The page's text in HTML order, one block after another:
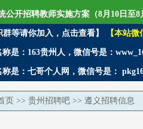
公开招聘教师实施方案（8月10日至8
等请你加入，点击查看】 【本站
称是：163贵州人，微信号是：
称是：七哥个人网，微信号是：
页 >> 贵州招聘吧 >> 遵义招聘信息